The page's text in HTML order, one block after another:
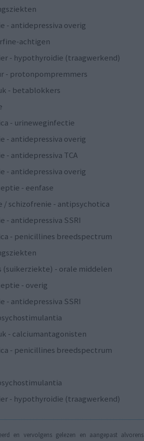
- antidepressiva overig
achtigen
- hypothyroidie (traagwerkend)
- protonpompremmers
- betablokkers
- urineweginfectie
- antidepressiva overig
- antidepressiva TCA
- antidepressiva overig
- eenfase
/ schizofrenie - antipsychotica
- antidepressiva SSRI
- penicillines breedspectrum
(suikerziekte) - orale middelen
- overig
- antidepressiva SSRI
- calciumantagonisten
- penicillines breedspectrum
- hypothyroidie (traagwerkend)
en vervolgens gelezen en aangepast alvorens